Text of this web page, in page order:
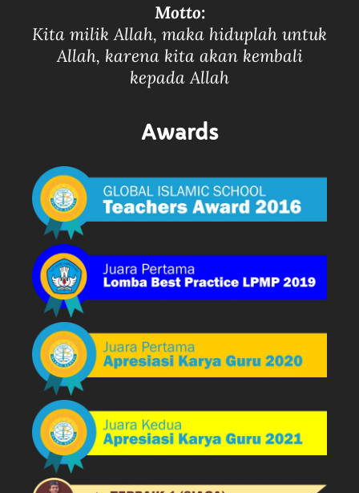
Motto:
Kita milik Allah, maka hiduplah untuk
Allah, karena kita akan kembali
kepada Allah
Awards